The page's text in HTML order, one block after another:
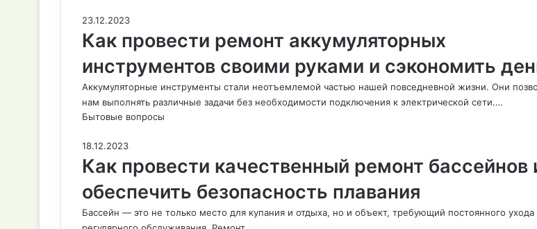
23.12.2023
Как провести ремонт аккумуляторных
инструментов своими руками и сэкономить
Аккумуляторные инструменты стали неотъемлемой частью нашей повседневной жизни. Они
нам выполнять различные задачи без необходимости подключения к электрической сети.…
Бытовые вопросы
18.12.2023
Как провести качественный ремонт бассейнов
обеспечить безопасность плавания
Бассейн — это не только место для купания и отдыха, но и объект, требующий постоянного ухода